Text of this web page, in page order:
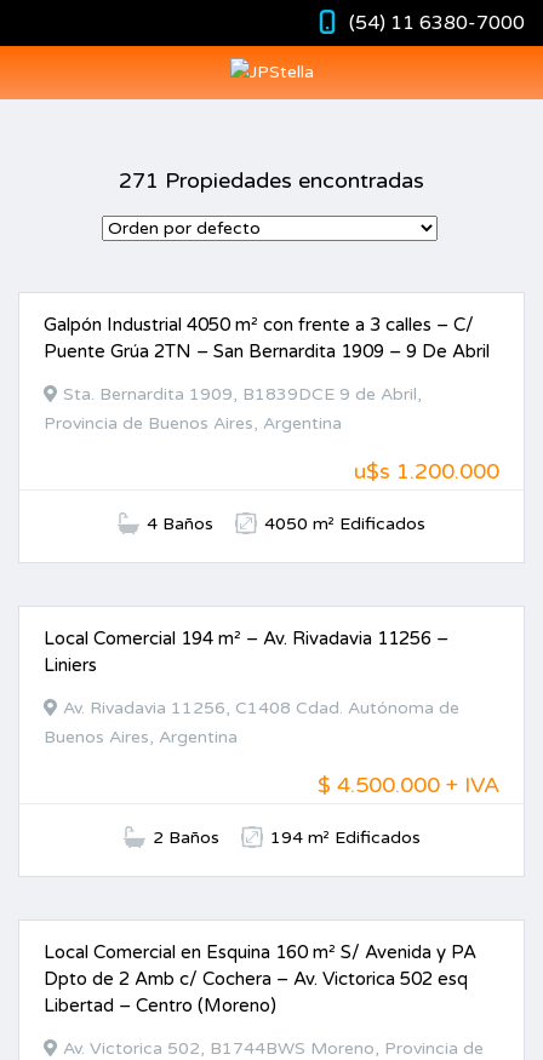
(54) 11 6380-7000
271 Propiedades encontradas
VENTA
Galpón Industrial 4050 m² con frente a 3 calles – C/
Puente Grúa 2TN – San Bernardita 1909 – 9 De Abril
Sta. Bernardita 1909, B1839DCE 9 de Abril,
Provincia de Buenos Aires, Argentina
u$s 1.200.000
4 Baños 4050 m² Edificados
Local Comercial 194 m² – Av. Rivadavia 11256 –
Liniers
Av. Rivadavia 11256, C1408 Cdad. Autónoma de
Buenos Aires, Argentina
$ 4.500.000 + IVA
2 Baños 194 m² Edificados
Local Comercial en Esquina 160 m² S/ Avenida y PA
Dpto de 2 Amb c/ Cochera – Av. Victorica 502 esq
Libertad – Centro (Moreno)
Av. Victorica 502, B1744BWS Moreno, Provincia de